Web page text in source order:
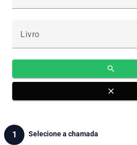
Livro
search
close
1 Selecione a chamada